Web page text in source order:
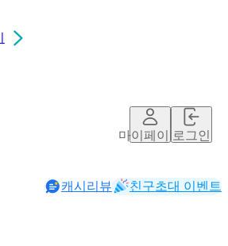
마이페이지로그인
캐시리뷰 친구초대 이벤트